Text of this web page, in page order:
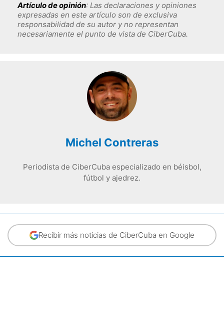
Artículo de opinión: Las declaraciones y opiniones
expresadas en este artículo son de exclusiva
responsabilidad de su autor y no representan
necesariamente el punto de vista de CiberCuba.
Michel Contreras
Periodista de CiberCuba especializado en béisbol,
fútbol y ajedrez.
Recibir más noticias de CiberCuba en Google